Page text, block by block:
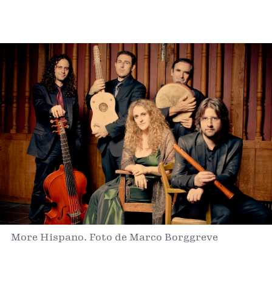
More Hispano. Foto de Marco Borggreve